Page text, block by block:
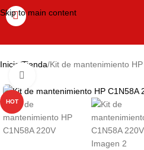
Skip to main content
Inicio Tienda Kit de mantenimiento
HOT